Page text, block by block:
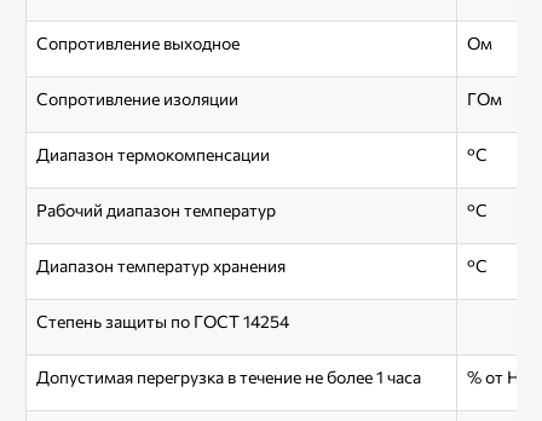
Сопротивление выходное Ом
Сопротивление изоляции ГОм
Диапазон термокомпенсации °С
Рабочий диапазон температур °С
Диапазон температур хранения °С
Степень защиты по ГОСТ 14254
Допустимая перегрузка в течение не более 1 часа % от